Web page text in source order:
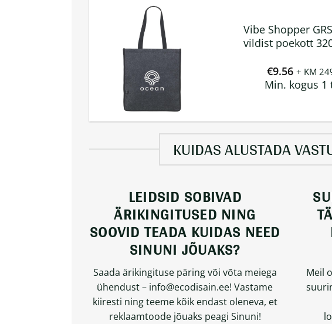
Vibe Shopper
vildist poekott
€9.56 + KM
Min. kogus 1
KUIDAS ALUSTADA
LEIDSID SOBIVAD
ÄRIKINGITUSED NING
SOOVID TEADA KUIDAS NEED
SINUNI JÕUAKS?
Saada ärikingituse päring või võta meiega
ühendust – info@ecodisain.ee! Vastame
kiiresti ning teeme kõik endast oleneva, et
reklaamtoode jõuaks peagi Sinuni!
Meil